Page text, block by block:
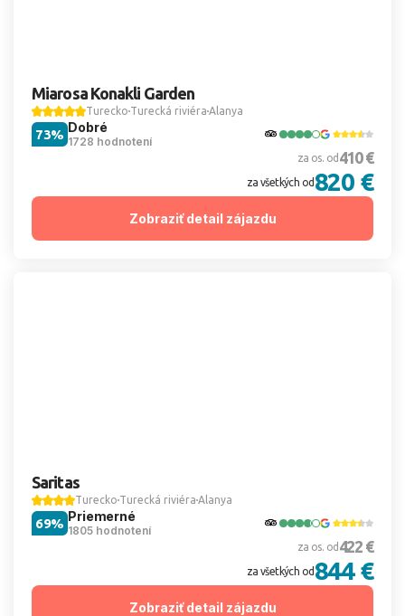
Miarosa Konakli Garden
Turecko Turecká riviéra Alanya
Dobré
1728 hodnotení
73%
za os. od 410 €
za všetkých od 820 €
Zobraziť detail zájazdu
Saritas
Turecko Turecká riviéra Alanya
Priemerné
1805 hodnotení
69%
za os. od 422 €
za všetkých od 844 €
Zobraziť detail zájazdu